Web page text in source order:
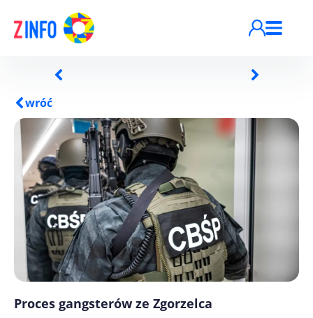
wróć
Proces gangsterów ze Zgorzelca